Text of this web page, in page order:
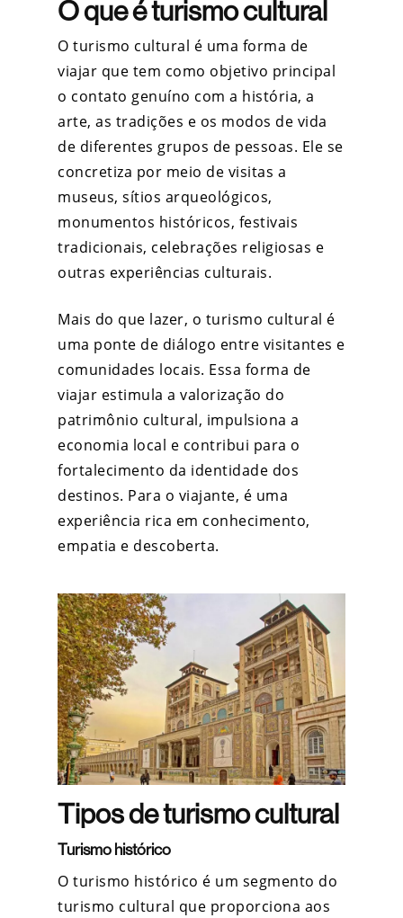
O que é turismo cultural
O turismo cultural é uma forma de
viajar que tem como objetivo principal
o contato genuíno com a história, a
arte, as tradições e os modos de vida
de diferentes grupos de pessoas. Ele se
concretiza por meio de visitas a
museus, sítios arqueológicos,
monumentos históricos, festivais
tradicionais, celebrações religiosas e
outras experiências culturais.
Mais do que lazer, o turismo cultural é
uma ponte de diálogo entre visitantes e
comunidades locais. Essa forma de
viajar estimula a valorização do
patrimônio cultural, impulsiona a
economia local e contribui para o
fortalecimento da identidade dos
destinos. Para o viajante, é uma
experiência rica em conhecimento,
empatia e descoberta.
Tipos de turismo cultural
Turismo histórico
O turismo histórico é um segmento do
turismo cultural que proporciona aos